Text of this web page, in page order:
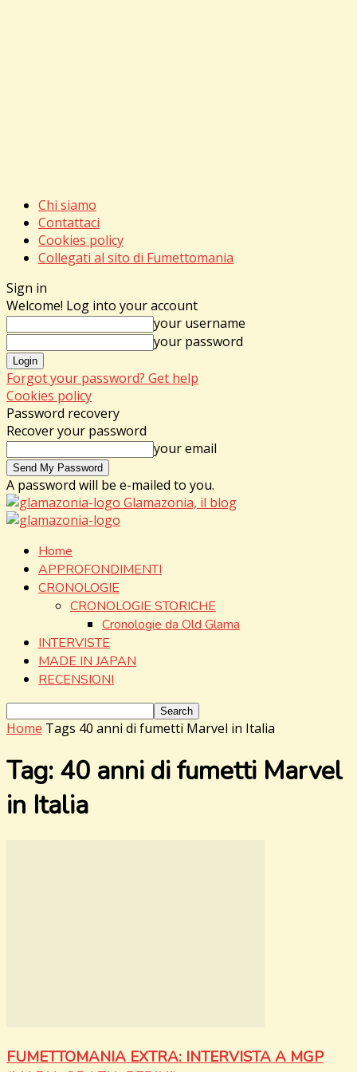
Chi siamo
Contattaci
Cookies policy
Collegati al sito di Fumettomania
Sign in
Welcome! Log into your account
your username
your password
Forgot your password? Get help
Cookies policy
Password recovery
Recover your password
your email
A password will be e-mailed to you.
Glamazonia, il blog
Home
APPROFONDIMENTI
CRONOLOGIE
CRONOLOGIE STORICHE
Cronologie da Old Glama
INTERVISTE
MADE IN JAPAN
RECENSIONI
Home Tags 40 anni di fumetti Marvel in Italia
Tag: 40 anni di fumetti Marvel
in Italia
FUMETTOMANIA EXTRA: INTERVISTA A MGP